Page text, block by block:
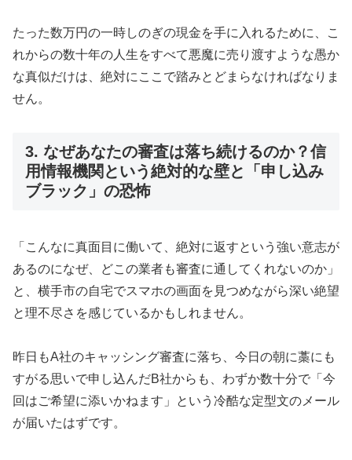
たった数万円の一時しのぎの現金を手に入れるために、こ
れからの数十年の人生をすべて悪魔に売り渡すような愚か
な真似だけは、絶対にここで踏みとどまらなければなりま
せん。
3. なぜあなたの審査は落ち続けるのか？信
用情報機関という絶対的な壁と「申し込み
ブラック」の恐怖
「こんなに真面目に働いて、絶対に返すという強い意志が
あるのになぜ、どこの業者も審査に通してくれないのか」
と、横手市の自宅でスマホの画面を見つめながら深い絶望
と理不尽さを感じているかもしれません。
昨日もA社のキャッシング審査に落ち、今日の朝に藁にも
すがる思いで申し込んだB社からも、わずか数十分で「今
回はご希望に添いかねます」という冷酷な定型文のメール
が届いたはずです。